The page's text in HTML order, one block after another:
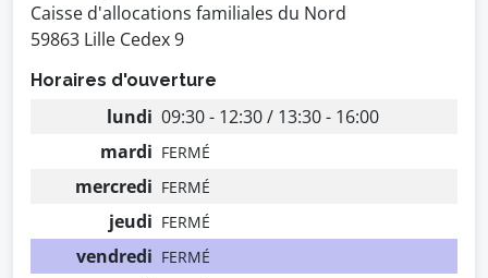
Caisse d'allocations familiales du Nord
59863 Lille Cedex 9
Horaires d'ouverture
lundi 09:30 - 12:30 / 13:30 - 16:00
mardi FERMÉ
mercredi FERMÉ
jeudi FERMÉ
vendredi FERMÉ